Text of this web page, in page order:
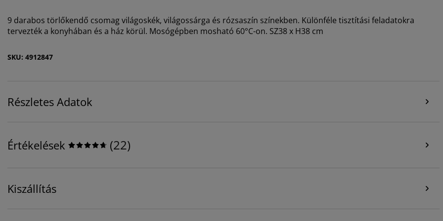
9 darabos törlőkendő csomag világoskék, világossárga és rózsaszín színekben. Különféle tisztítási feladatokra
tervezték a konyhában és a ház körül. Mosógépben mosható 60°C-on. SZ38 x H38 cm
SKU: 4912847
Részletes Adatok
Értékelések (22)
Kiszállítás